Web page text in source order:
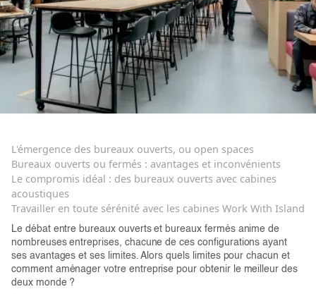
L'émergence des bureaux ouverts, ou open spaces
Bureaux ouverts ou fermés : avantages et inconvénients
Le compromis idéal : des bureaux ouverts avec cabines
acoustiques
Travailler en toute sérénité avec les cabines Work With Island
Le débat entre bureaux ouverts et bureaux fermés anime de
nombreuses entreprises, chacune de ces configurations ayant
ses avantages et ses limites. Alors quels limites pour chacun et
comment aménager votre entreprise pour obtenir le meilleur des
deux monde ?